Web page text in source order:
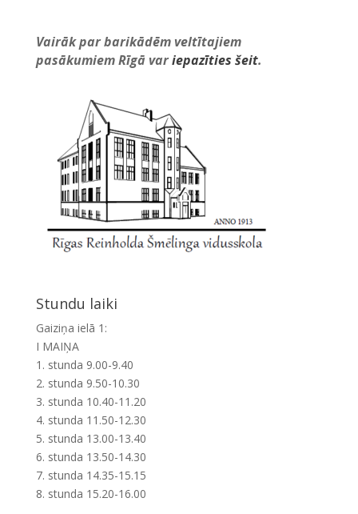
Vairāk par barikādēm veltītajiem
pasākumiem Rīgā variepazīties šeit.
Stundu laiki
Gaiziņa ielā 1:
I MAIŅA
1. stunda 9.00-9.40
2. stunda 9.50-10.30
3. stunda 10.40-11.20
4. stunda 11.50-12.30
5. stunda 13.00-13.40
6. stunda 13.50-14.30
7. stunda 14.35-15.15
8. stunda 15.20-16.00